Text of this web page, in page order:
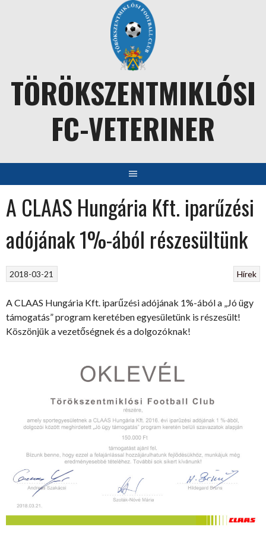
TÖRÖKSZENTMIKLÓSI
FC-VETERINER
A CLAAS Hungária Kft. iparűzési
adójának 1%-ából részesültünk
Hírek
2018-03-21
A CLAAS Hungária Kft. iparűzési adójának 1%-ából a „Jó ügy
támogatás” program keretében egyesületünk is részesült!
Köszönjük a vezetőségnek és a dolgozóknak!